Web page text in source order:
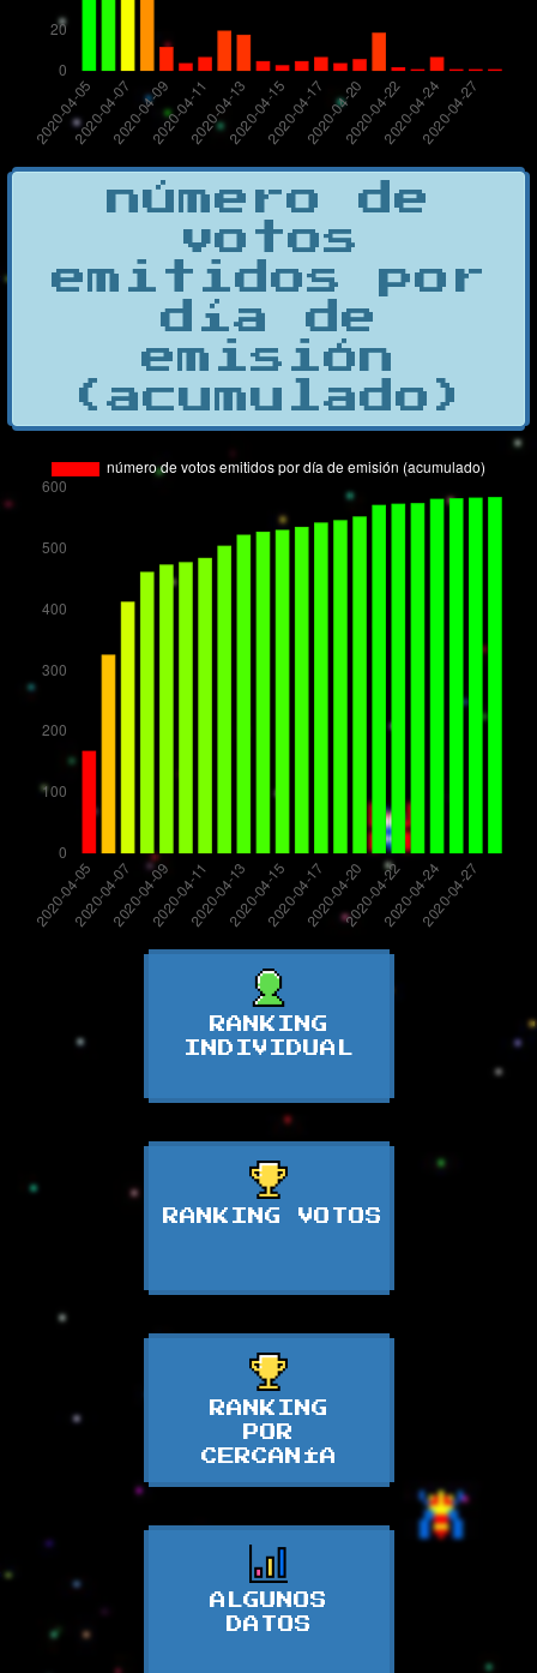
número de
votos
emitidos por
día de
emisión
(acumulado)
RANKING
INDIVIDUAL
RANKING VOTOS
RANKING
POR
CERCANÍA
ALGUNOS
DATOS